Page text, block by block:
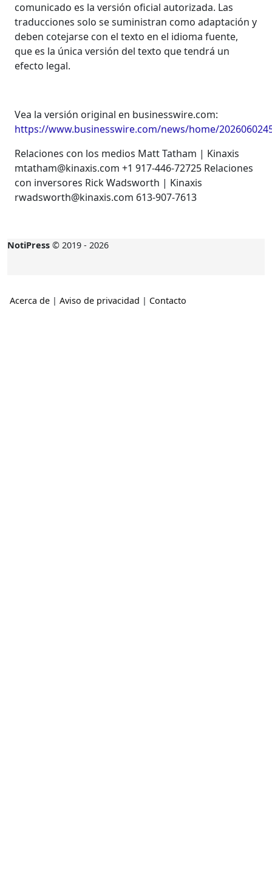
comunicado es la versión oficial autorizada. Las
traducciones solo se suministran como adaptación y
deben cotejarse con el texto en el idioma fuente,
que es la única versión del texto que tendrá un
efecto legal.
Vea la versión original en businesswire.com:
https://www.businesswire.com/news/home/
Relaciones con los medios Matt Tatham | Kinaxis
mtatham@kinaxis.com +1 917-446-72725 Relaciones
con inversores Rick Wadsworth | Kinaxis
rwadsworth@kinaxis.com 613-907-7613
NotiPress © 2019 - 2026
Acerca de | Aviso de privacidad | Contacto